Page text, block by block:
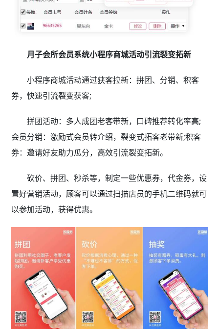
月子会所会员系统小程序商城活动引流裂变拓新
小程序商城活动通过获客拉新：拼团、分销、积客
券，快速引流裂变获客;
拼团活动：多人成团老客带新，口碑推荐转化率高;
会员分销：激励式会员转介绍，裂变式拓客老带新;积客
券：邀请好友助力瓜分，高效引流裂变拓新。
砍价、拼团、秒杀等，制定一些优惠券，代金券，设
置好营销活动，顾客可以通过扫描店员的手机二维码就可
以参加活动，获得优惠。